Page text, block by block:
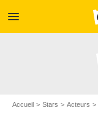
menu
Accueil Stars Acteurs